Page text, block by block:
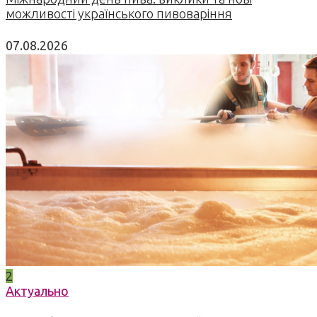
можливості українського пивоваріння
07.08.2026
2
Актуально